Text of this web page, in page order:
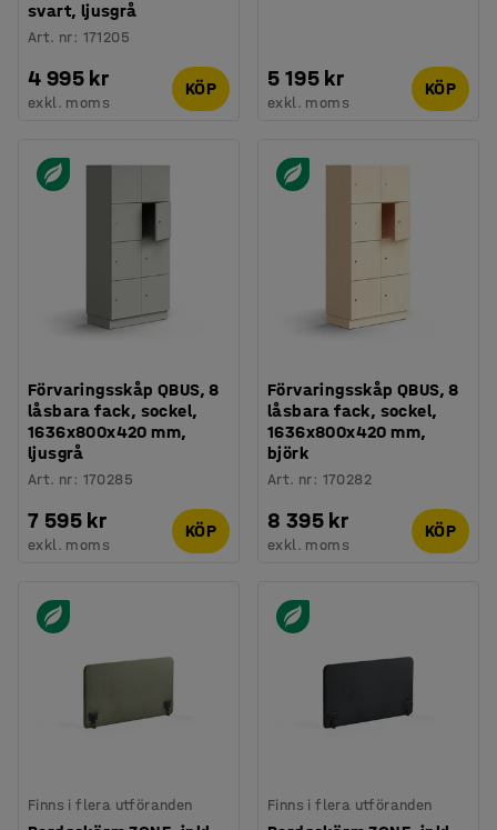
svart, ljusgrå
Art. nr: 171205
4 995 kr
exkl. moms
KÖP 5 195 kr
exkl. moms
KÖP
Förvaringsskåp QBUS, 8
låsbara fack, sockel,
1636x800x420 mm,
ljusgrå
Art. nr: 170285
7 595 kr
exkl. moms
KÖP
Förvaringsskåp QBUS, 8
låsbara fack, sockel,
1636x800x420 mm,
björk
Art. nr: 170282
8 395 kr
exkl. moms
KÖP
Finns i flera utföranden Finns i flera utföranden